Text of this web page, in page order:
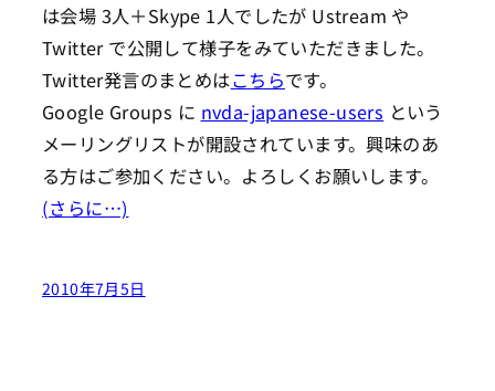
は会場 3人＋Skype 1人でしたが Ustream や
Twitter で公開して様子をみていただきました。
Twitter発言のまとめはこちらです。
Google Groups に nvda-japanese-users という
メーリングリストが開設されています。興味のあ
る方はご参加ください。よろしくお願いします。
(さらに…)
2010年7月5日